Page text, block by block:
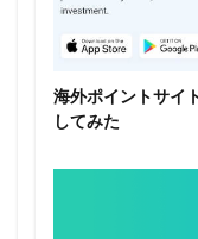
海外ポイントサイ
してみた